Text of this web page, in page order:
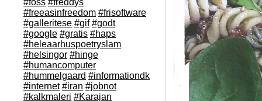
#freeasinfreedom #frisoftware
#galleritese #gif #godt
#google #gratis #haps
#heleaarhuspoetryslam
#helsingor #hinge
#humancomputer
#hummelgaard #informationdk
#internet #iran #jobnot
#kalkmaleri #Karajan